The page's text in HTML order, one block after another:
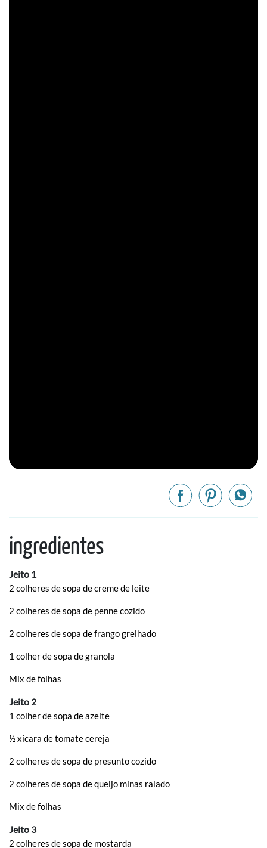
ingredientes
Jeito 1
2 colheres de sopa de creme de leite
2 colheres de sopa de penne cozido
2 colheres de sopa de frango grelhado
1 colher de sopa de granola
Mix de folhas
Jeito 2
1 colher de sopa de azeite
½ xícara de tomate cereja
2 colheres de sopa de presunto cozido
2 colheres de sopa de queijo minas ralado
Mix de folhas
Jeito 3
2 colheres de sopa de mostarda